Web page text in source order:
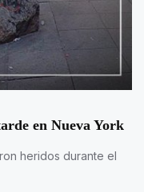
en Nueva York
heridos durante el